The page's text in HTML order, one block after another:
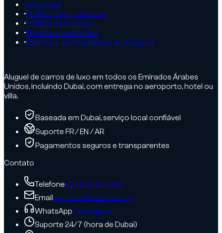
Aviso legal
•Política de privacidade
•Política de cookies
•Termos e condições
•Direitos e licenciamento de imagens
Aluguel de carros de luxo em todos os Emirados Árabes
Unidos, incluindo Dubai, com entrega no aeroporto, hotel ou
villa.
Baseada em Dubai, serviço local confiável
Suporte FR / EN / AR
Pagamentos seguros e transparentes
Contato
Telefone+971 58 101 1086
Emailcontact@dzdubai.com
WhatsAppFalar agora
Suporte 24/7 (hora de Dubai)